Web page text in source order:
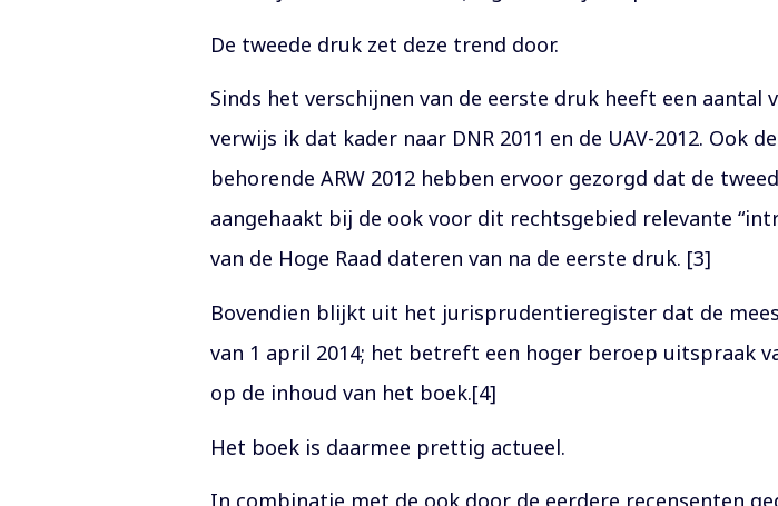
De tweede druk zet deze trend door.
Sinds het verschijnen van de eerste druk heeft een
verwijs ik dat kader naar DNR 2011 en de UAV-2012. Ook
behorende ARW 2012 hebben ervoor gezorgd dat de
aangehaakt bij de ook voor dit rechtsgebied relevante
van de Hoge Raad dateren van na de eerste druk. [3]
Bovendien blijkt uit het jurisprudentieregister dat de
van 1 april 2014; het betreft een hoger beroep uitspraak
op de inhoud van het boek.[4]
Het boek is daarmee prettig actueel.